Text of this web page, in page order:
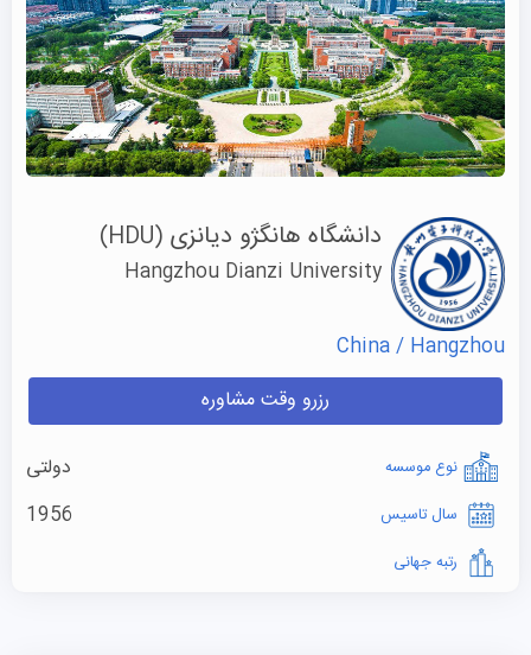
دانشگاه هانگژو دیانزی (HDU)
Hangzhou Dianzi University
China / Hangzhou
رزرو وقت مشاوره
نوع موسسه دولتی
سال تاسیس 1956
رتبه جهانی